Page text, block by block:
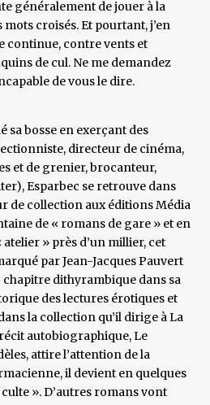
généralement de jouer à la
croisés. Et pourtant, j’en
continue, contre vents et
de cul. Ne me demandez
de vous le dire.
sa bosse en exerçant des
directeur de cinéma,
et de grenier, brocanteur,
Esparbec se retrouve dans
de collection aux éditions Média
de « romans de gare » et en
» près d’un millier, cet
par Jean-Jacques Pauvert
dithyrambique dans sa
des lectures érotiques et
la collection qu’il dirige à La
autobiographique, Le
attire l’attention de la
il devient en quelques
». D’autres romans vont